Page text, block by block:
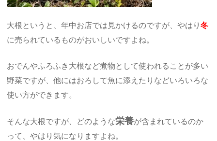
大根というと、年中お店では見かけるのですが、やはり冬
に売られているものがおいしいですよね。
おでんやふろふき大根など煮物として使われることが多い
野菜ですが、他にはおろして魚に添えたりなどいろいろな
使い方ができます。
そんな大根ですが、どのような栄養が含まれているのか
って、やはり気になりますよね。